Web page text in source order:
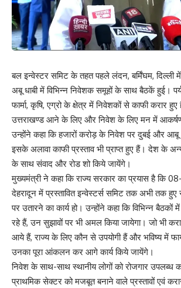
बल इन्वेस्टर समिट के तहत पहले लंदन, बर्मिंघम, दिल्ली
अबू धाबी में विभिन्न निवेशक समूहों के साथ बैठकें हुई।
फार्मा, कृषि, एग्रो के क्षेत्र में निवेशकों से काफी करार
उत्तराखण्ड आने के लिए और निवेश के लिए मन में
उन्होंने कहा कि हजारों करोड़ के निवेश पर दुबई और आबू
इसके अलावा काफी प्रस्ताव भी प्राप्त हुए हैं। देश के
के साथ संवाद और रोड शो किये जायेंगे।
मुख्यमंत्री ने कहा कि राज्य सरकार का प्रयास है कि
देहरादून में प्रस्तावित इन्वेस्टर्स समिट तक अभी तक हुए
पर उतारने का कार्य हो। उन्होंने कहा कि विभिन्न बैठकों
रहे हैं, उन सुझावों पर भी अमल किया जायेगा। जो भी
आये हैं, राज्य के लिए कौन से उपयोगी हैं और भविष्य में
उनका पूरा आंकलन कर आगे कार्य किये जायेंगे।
निवेश के साथ-साथ स्थानीय लोगों को रोजगार उपलब्ध
प्राथमिक सेक्टर को मजबूत बनाने वाले प्रस्तावों एवं